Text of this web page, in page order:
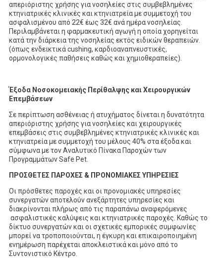
απεριόριστης χρήσης για νοσηλείες στις συμβεβλημένες
κτηνιατρικές κλινικές και κτηνιατρεία με συμμετοχή του
ασφαλισμένου από 22€ έως 32€ ανά ημέρα νοσηλείας.
Περιλαμβάνεται η φαρμακευτική αγωγή η οποία χορηγείται
κατά την διάρκεια της νοσηλείας εκτός ειδικών θεραπειών.
(όπως ενδεικτικά cushing, καρδιοαναπνευστικές,
ορμονολογικές παθήσεις καθώς και χημιοθεραπείες).
Έξοδα Νοσοκομειακής Περίθαλψης και Χειρουργικών
Επεμβάσεων
Σε περίπτωση ασθένειας ή ατυχήματος δίνεται η δυνατότητα
απεριόριστης χρήσης για νοσηλείες και χειρουργικές
επεμβάσεις στις συμβεβλημένες κτηνιατρικές κλινικές και
κτηνιατρεία με συμμετοχή του μέλους 40% στα έξοδα και
σύμφωνα με τον Αναλυτικό Πίνακα Παροχών των
Προγραμμάτων Safe Pet.
ΠΡΟΣΘΕΤΕΣ ΠΑΡΟΧΕΣ & ΠΡΟΝΟΜΙΑΚΕΣ ΥΠΗΡΕΣΙΕΣ
Οι πρόσθετες παροχές και οι προνομιακές υπηρεσίες
συνεργατών αποτελούν ανεξάρτητες υπηρεσίες και
διακρίνονται πλήρως από τις παραπάνω αναφερόμενες
ασφαλιστικές καλύψεις και κτηνιατρικές παροχές. Καθώς το
δίκτυο συνεργατών και οι σχετικές εμπορικές συμφωνίες
μπορεί να τροποποιούνται, η έγκυρη και επικαιροποιημένη
ενημέρωση παρέχεται αποκλειστικά και μόνο από το
Συντονιστικό Κέντρο.